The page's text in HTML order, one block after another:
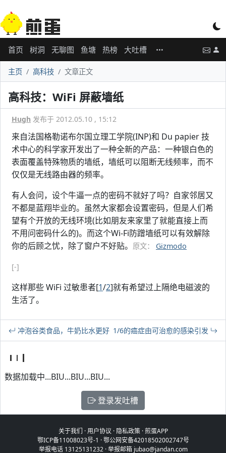
首页 树洞 无聊图 鱼塘 热榜 大吐槽
主页 高科技 文章正文
高科技：WiFi 屏蔽墙纸
Hugh 发布于 2012.05.10 , 15:12
来自法国格勒诺布尔国立理工学院(INP)和 Du papier 技
术中心的科学家开发出了一种全新的产品：一种银白色的
表面覆盖特殊物质的墙纸，墙纸可以阻断无线频率，而不
仅仅是无线路由器的频率。
有人会问，设个牛逼一点的密码不就好了吗？自家邻居又
不都是蓝翔毕业的。虽然大家都会设置密码，但是人们希
望有个开放的无线环境(比如朋友来家里了就能直接上而
不用问密码什么的)。而这个Wi-Fi防蹭墙纸可以有效解除
你的后顾之忧，除了窗户不好贴。 原文： Gizmodo
[-]
这样那些 WiFi 过敏患者[1/2]就有希望过上隔绝电磁波的
生活了。
冲泡谷类食品，牛奶比水更好 1/6的癌症由可治愈的感染引发
数据加载中...BIU...BIU...BIU...
登录发吐槽
关于我们 ·用户协议 · 隐私政策·煎蛋APP
鄂ICP备11008023号-1 ·鄂公网安备42018502002747号
举报电话 13125131232 · 举报邮箱 jubao@jandan.com